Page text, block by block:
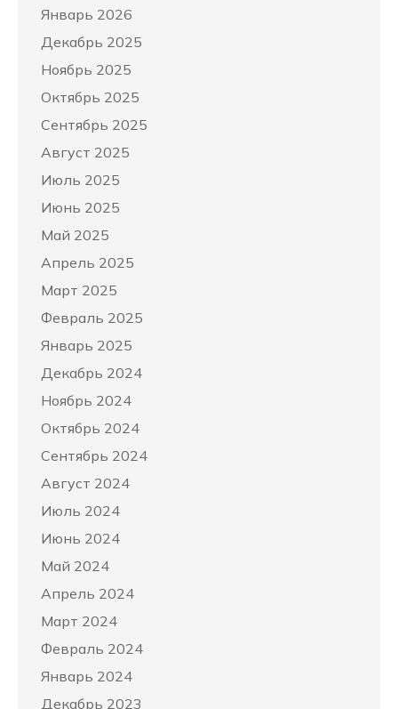
Январь 2026
Декабрь 2025
Ноябрь 2025
Октябрь 2025
Сентябрь 2025
Август 2025
Июль 2025
Июнь 2025
Май 2025
Апрель 2025
Март 2025
Февраль 2025
Январь 2025
Декабрь 2024
Ноябрь 2024
Октябрь 2024
Сентябрь 2024
Август 2024
Июль 2024
Июнь 2024
Май 2024
Апрель 2024
Март 2024
Февраль 2024
Январь 2024
Декабрь 2023